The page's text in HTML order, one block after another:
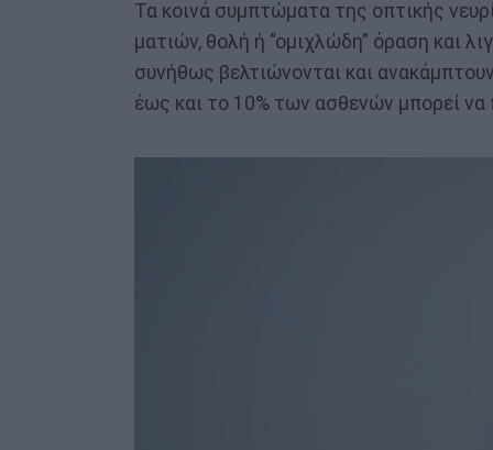
Τα κοινά συμπτώματα της οπτικής
ματιών, θολή ή “ομιχλώδη” όραση και
συνήθως βελτιώνονται και
έως και το 10% των ασθενών μπορεί